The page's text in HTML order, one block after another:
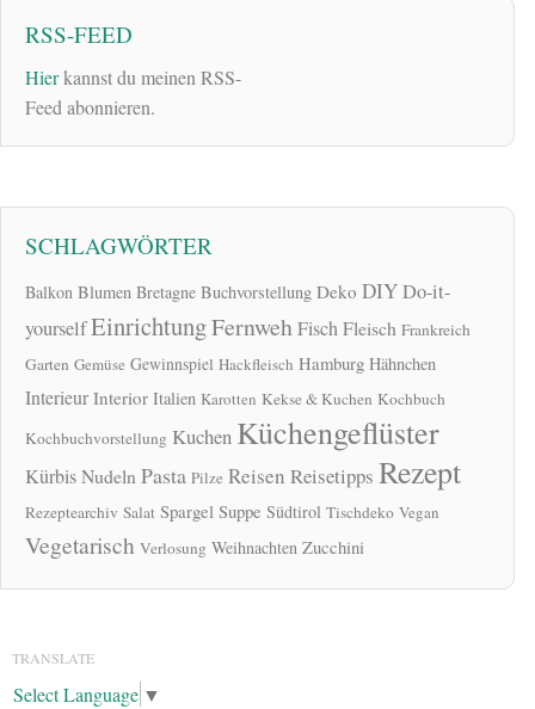
RSS-FEED
Hierkannst du meinen RSS-
Feed abonnieren.
SCHLAGWÖRTER
Balkon Blumen Bretagne Buchvorstellung Deko DIYDo-it-
yourselfEinrichtungFernwehFischFleisch Frankreich
Garten Gemüse Gewinnspiel Hackfleisch Hamburg Hähnchen
Interieur Interior Italien Karotten Kekse & Kuchen Kochbuch
Kochbuchvorstellung Kuchen Küchengeflüster
KürbisNudeln Pasta Pilze Reisen Reisetipps Rezept
Rezeptearchiv Salat Spargel Suppe Südtirol Tischdeko Vegan
Vegetarisch Verlosung Weihnachten Zucchini
TRANSLATE
Select Language ▼